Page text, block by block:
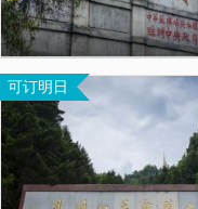
可订明日